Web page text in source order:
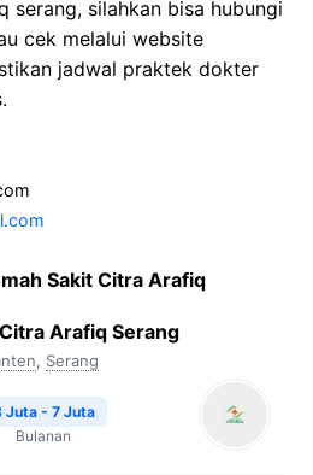
serang, silahkan bisa hubungi
cek melalui website
jadwal praktek dokter
Sakit Citra Arafiq
Arafiq Serang
, Serang
Juta - 7 Juta
Bulanan